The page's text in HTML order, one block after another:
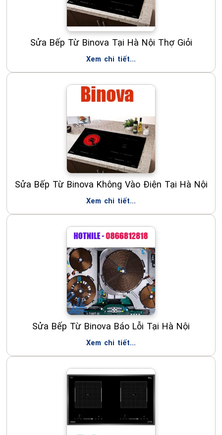
Sửa Bếp Từ Binova Tại Hà Nội Thợ Giỏi
Xem chi tiết...
Sửa Bếp Từ Binova Không Vào Điện Tại Hà Nội
Xem chi tiết...
Sửa Bếp Từ Binova Báo Lỗi Tại Hà Nội
Xem chi tiết...